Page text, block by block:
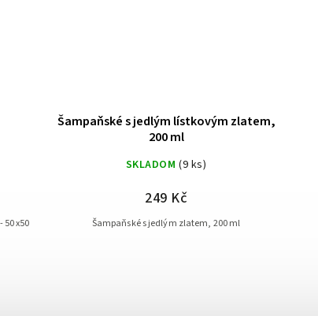
Šampaňské s jedlým lístkovým zlatem,
200 ml
SKLADOM (9 ks)
249 Kč
Šampaňské s jedlým zlatem, 200 ml